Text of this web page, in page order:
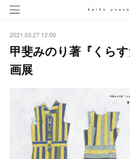
2021.03.27 12:00
甲斐みのり著『くら
画展